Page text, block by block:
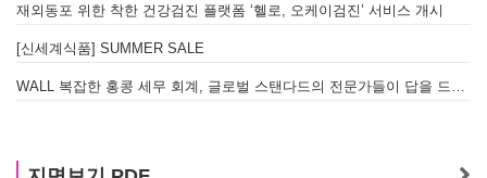
재외동포 위한 착한 건강검진 플랫폼 ‘헬로, 오케이검진’ 서비스 개시
[신세계식품] SUMMER SALE